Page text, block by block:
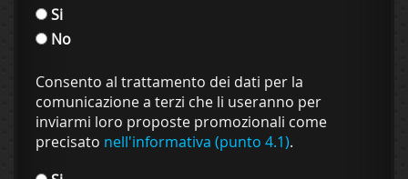
Si
No
Consento al trattamento dei dati per la
comunicazione a terzi che li useranno per
inviarmi loro proposte promozionali come
precisato nell'informativa (punto 4.1).